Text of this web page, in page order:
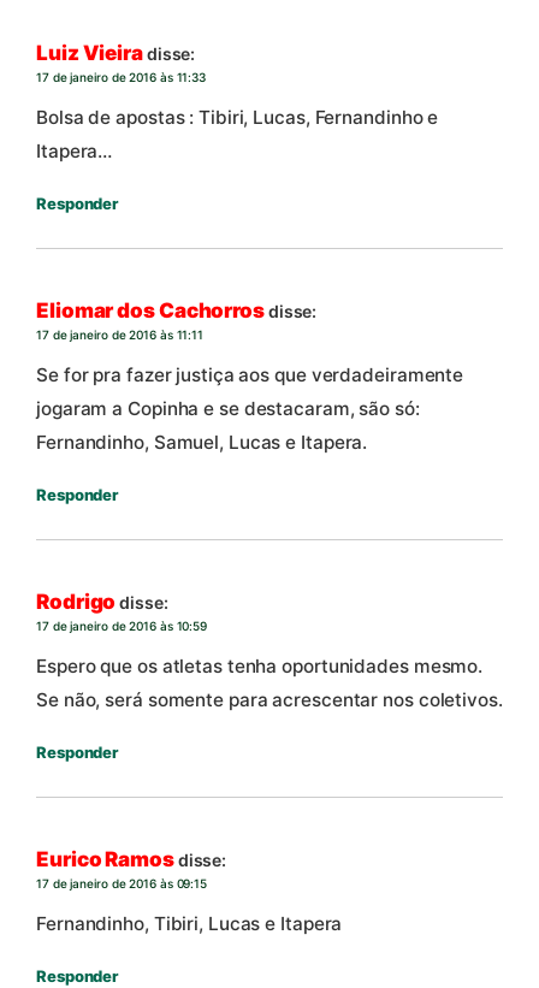
Luiz Vieiradisse:
17 de janeiro de 2016 às 11:33
Bolsa de apostas : Tibiri, Lucas, Fernandinho e
Itapera…
Responder
Eliomar dos Cachorrosdisse:
17 de janeiro de 2016 às 11:11
Se for pra fazer justiça aos que verdadeiramente
jogaram a Copinha e se destacaram, são só:
Fernandinho, Samuel, Lucas e Itapera.
Responder
Rodrigo disse:
17 de janeiro de 2016 às 10:59
Espero que os atletas tenha oportunidades mesmo.
Se não, será somente para acrescentar nos coletivos.
Responder
Eurico Ramosdisse:
17 de janeiro de 2016 às 09:15
Fernandinho, Tibiri, Lucas e Itapera
Responder